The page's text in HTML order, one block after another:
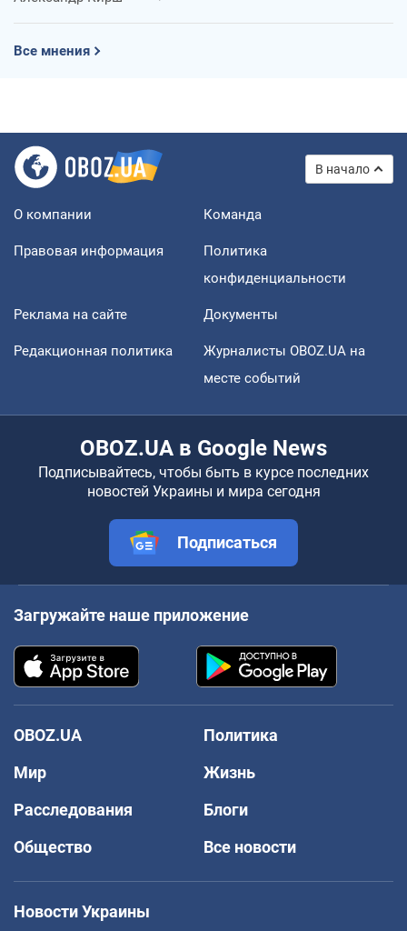
Все мнения
В начало
О компании Команда
Правовая информация
Политика
конфиденциальности
Реклама на сайте Документы
Редакционная политика
Журналисты OBOZ.UA на
месте событий
OBOZ.UA в Google News
Подписывайтесь, чтобы быть в курсе последних
новостей Украины и мира сегодня
Подписаться
Загружайте наше приложение
OBOZ.UA
Политика
Мир
Жизнь
Расследования
Блоги
Общество
Все новости
Новости Украины